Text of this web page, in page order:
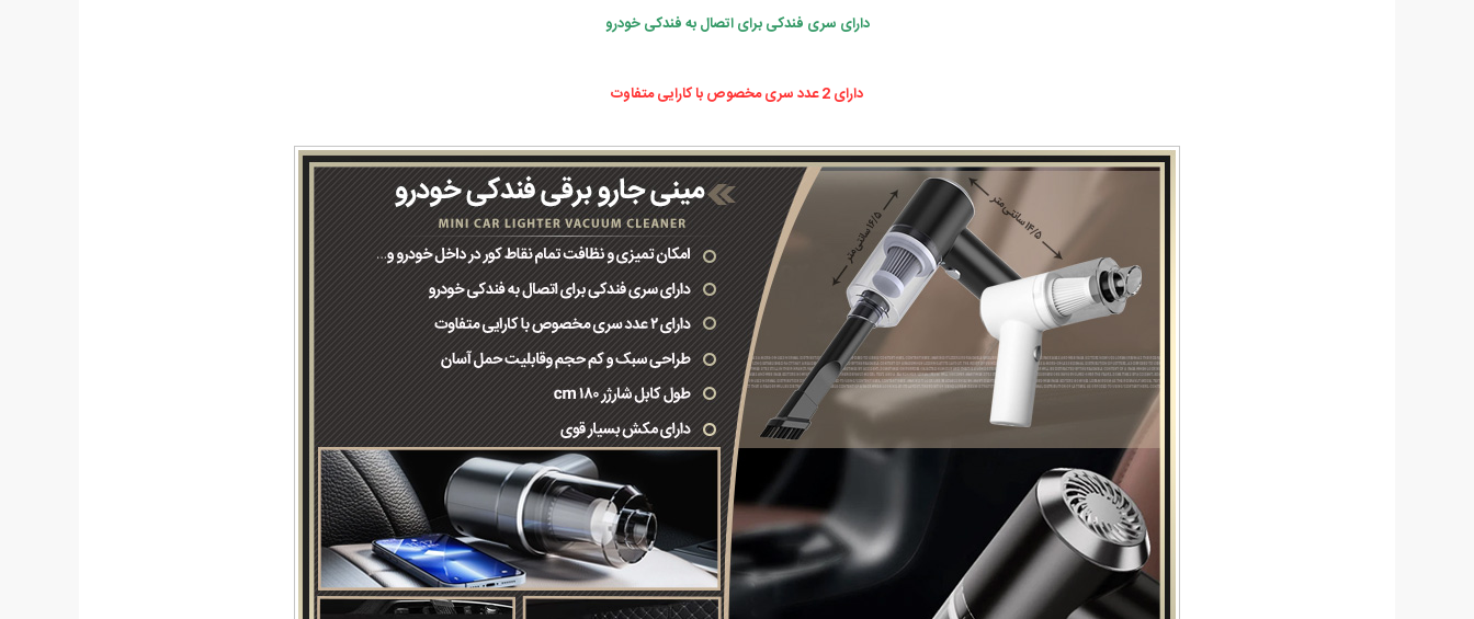
دارای سری فندکی برای اتصال به فندکی خودرو
دارای 2 عدد سری مخصوص با کارایی متفاوت